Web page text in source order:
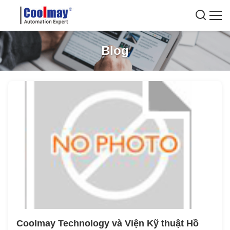
Blog
Coolmay Technology và Viện Kỹ thuật Hồ